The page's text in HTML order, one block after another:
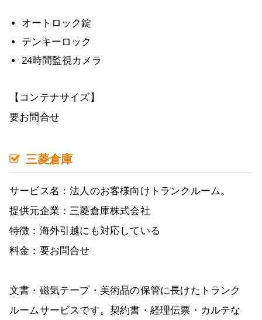
オートロック錠
テンキーロック
24時間監視カメラ
【コンテナサイズ】
要お問合せ
三菱倉庫
サービス名：法人のお客様向けトランクルーム。
提供元企業：三菱倉庫株式会社
特徴：海外引越にも対応している
料金：要お問合せ
文書・磁気テープ・美術品の保管に長けたトランク
ルームサービスです。契約書・経理伝票・カルテな